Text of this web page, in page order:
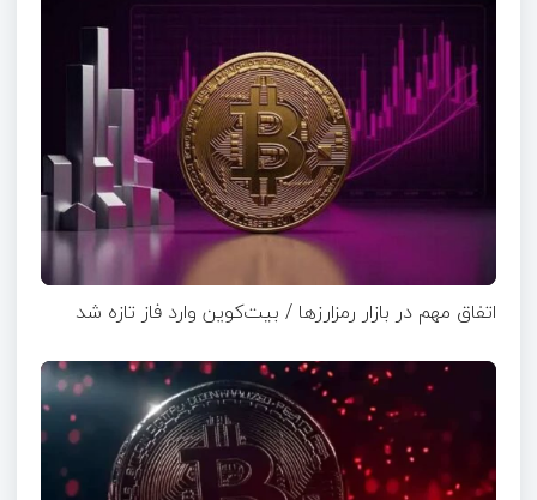
اتفاق مهم در بازار رمزارزها / بیت‌کوین وارد فاز تازه شد